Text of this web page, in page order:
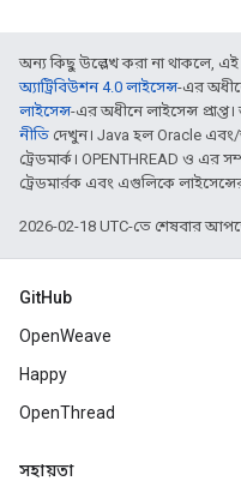
অন্য কিছু উল্লেখ করা না থাকলে, এই
অ্যাট্রিবিউশন 4.0 লাইসেন্স-এর
লাইসেন্স-এর অধীনে লাইসেন্স
নীতি দেখুন। Java হল Oracle এবং/
ট্রেডমার্ক। OPENTHREAD ও এর
ট্রেডমার্রক এবং এগুলিকে
2026-02-18 UTC-তে শেষবার
GitHub
OpenWeave
Happy
OpenThread
সহায়তা